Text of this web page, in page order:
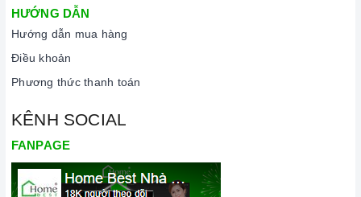
HƯỚNG DẪN
Hướng dẫn mua hàng
Điều khoản
Phương thức thanh toán
KÊNH SOCIAL
FANPAGE